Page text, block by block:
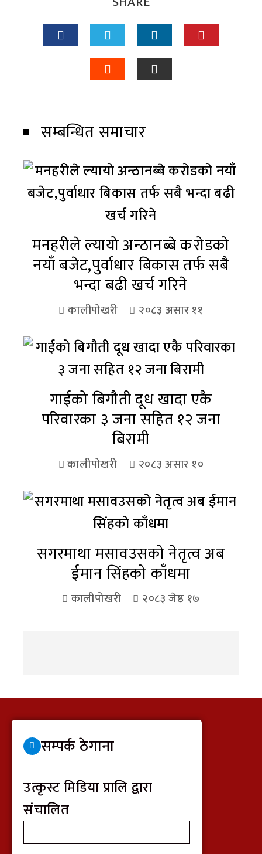
सम्बन्धित समाचार
मनहरीले ल्यायो अन्ठानब्बे करोडको
नयाँ बजेट,पुर्वाधार बिकास तर्फ सबै
भन्दा बढी खर्च गरिने
कालीपोखरी २०८३ असार ११
गाईको बिगौती दूध खादा एकै
परिवारका ३ जना सहित १२ जना
बिरामी
कालीपोखरी २०८३ असार १०
सगरमाथा मसावउसको नेतृत्व अब
ईमान सिंहको काँधमा
कालीपोखरी २०८३ जेष्ठ १७
सम्पर्क ठेगाना
उत्कृस्ट मिडिया प्रालि द्वारा
संचालित